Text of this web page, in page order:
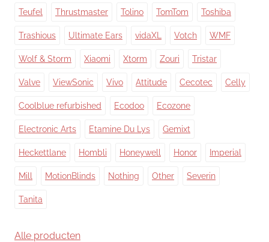
Teufel Thrustmaster Tolino TomTom Toshiba
Trashious Ultimate Ears vidaXL Votch WMF
Wolf & Storm Xiaomi Xtorm Zouri Tristar
Valve ViewSonic Vivo Attitude Cecotec Celly
Coolblue refurbished Ecodoo Ecozone
Electronic Arts Etamine Du Lys Gemixt
Heckettlane Hombli Honeywell Honor Imperial
Mill MotionBlinds Nothing Other Severin
Tanita
Alle producten